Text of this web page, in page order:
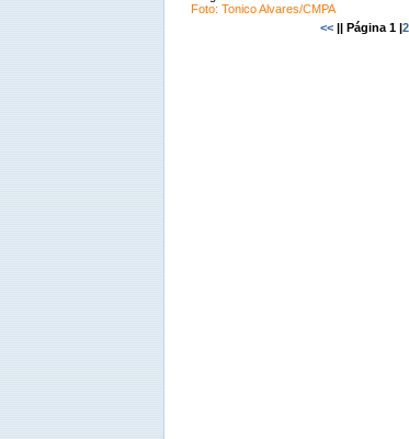
Foto: Tonico Alvares/CMPA
<< ||Página 1|2